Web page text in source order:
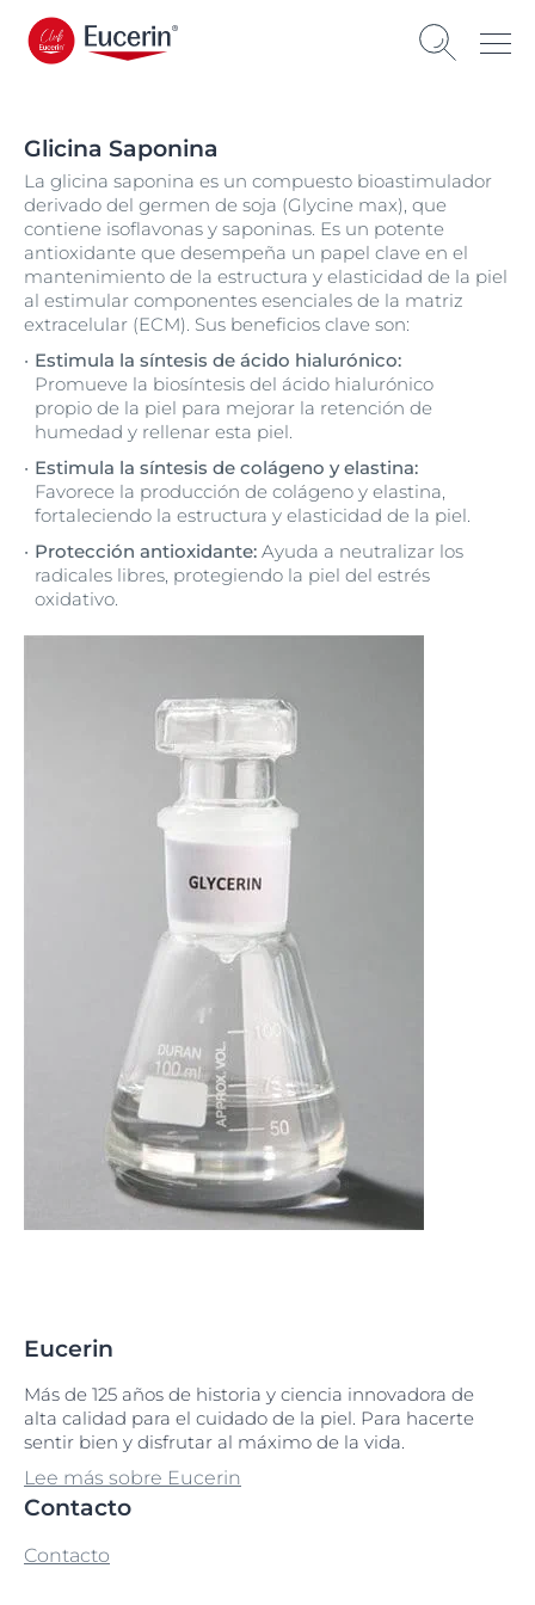
Glicina Saponina
La glicina saponina es un compuesto bioastimulador
derivado del germen de soja (Glycine max), que
contiene isoflavonas y saponinas. Es un potente
antioxidante que desempeña un papel clave en el
mantenimiento de la estructura y elasticidad de la piel
al estimular componentes esenciales de la matriz
extracelular (ECM). Sus beneficios clave son:
Estimula la síntesis de ácido hialurónico:
Promueve la biosíntesis del ácido hialurónico
propio de la piel para mejorar la retención de
humedad y rellenar esta piel.
Estimula la síntesis de colágeno y elastina:
Favorece la producción de colágeno y elastina,
fortaleciendo la estructura y elasticidad de la piel.
Protección antioxidante: Ayuda a neutralizar los
radicales libres, protegiendo la piel del estrés
oxidativo.
Eucerin
Más de 125 años de historia y ciencia innovadora de
alta calidad para el cuidado de la piel. Para hacerte
sentir bien y disfrutar al máximo de la vida.
Lee más sobre Eucerin
Contacto
Contacto